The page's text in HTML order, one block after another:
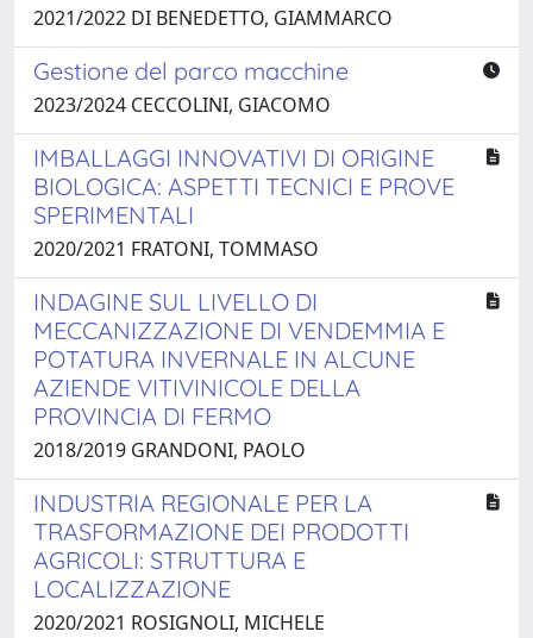
2021/2022 DI BENEDETTO, GIAMMARCO
Gestione del parco macchine
2023/2024 CECCOLINI, GIACOMO
IMBALLAGGI INNOVATIVI DI ORIGINE
BIOLOGICA: ASPETTI TECNICI E PROVE
SPERIMENTALI
2020/2021 FRATONI, TOMMASO
INDAGINE SUL LIVELLO DI
MECCANIZZAZIONE DI VENDEMMIA E
POTATURA INVERNALE IN ALCUNE
AZIENDE VITIVINICOLE DELLA
PROVINCIA DI FERMO
2018/2019 GRANDONI, PAOLO
INDUSTRIA REGIONALE PER LA
TRASFORMAZIONE DEI PRODOTTI
AGRICOLI: STRUTTURA E
LOCALIZZAZIONE
2020/2021 ROSIGNOLI, MICHELE